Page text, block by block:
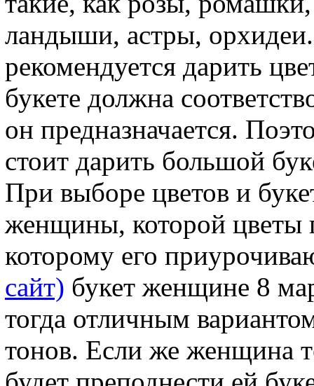
ландыши, астры,
рекомендуется дарить
букете должна
он предназначается.
стоит дарить большой
При выборе цветов и
женщины, которой цветы
которому его
сайт) букет женщине 8
тогда отличным
тонов. Если же женщина